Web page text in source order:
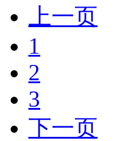
上一页
1
2
3
下一页